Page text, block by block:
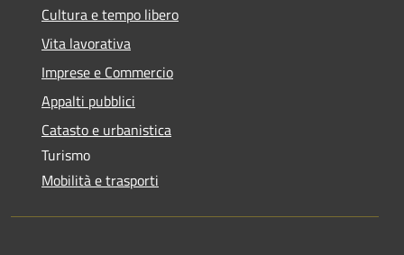
Cultura e tempo libero
Vita lavorativa
Imprese e Commercio
Appalti pubblici
Catasto e urbanistica
Turismo
Mobilità e trasporti